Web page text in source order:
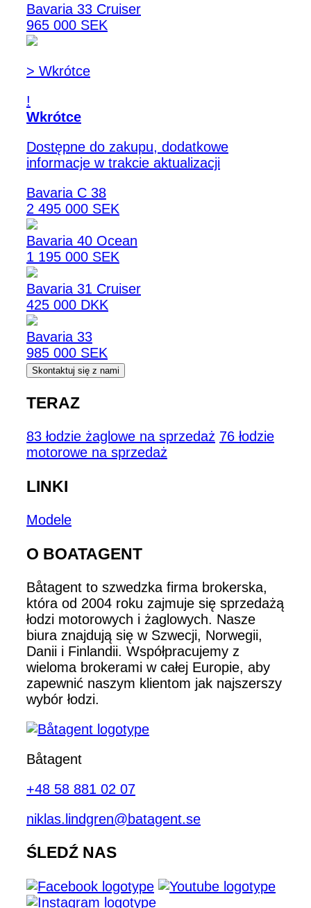
Bavaria 33 Cruiser
965 000 SEK
> Wkrótce
!
Wkrótce
Dostępne do zakupu, dodatkowe
informacje w trakcie aktualizacji
Bavaria C 38
2 495 000 SEK
Bavaria 40 Ocean
1 195 000 SEK
Bavaria 31 Cruiser
425 000 DKK
Bavaria 33
985 000 SEK
Skontaktuj się z nami
TERAZ
83 łodzie żaglowe na sprzedaż 76 łodzie
motorowe na sprzedaż
LINKI
Modele
O BOATAGENT
Båtagent to szwedzka firma brokerska,
która od 2004 roku zajmuje się sprzedażą
łodzi motorowych i żaglowych. Nasze
biura znajdują się w Szwecji, Norwegii,
Danii i Finlandii. Współpracujemy z
wieloma brokerami w całej Europie, aby
zapewnić naszym klientom jak najszerszy
wybór łodzi.
Båtagent
+48 58 881 02 07
niklas.lindgren@batagent.se
ŚLEDŹ NAS